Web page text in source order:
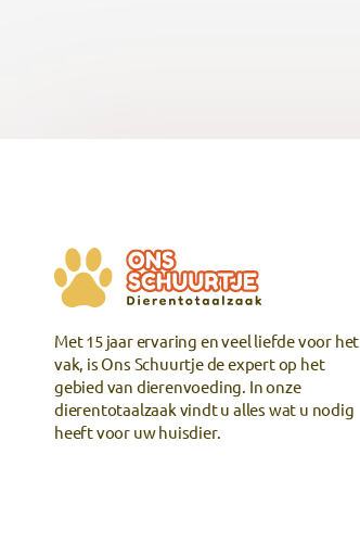
Met 15 jaar ervaring en veel liefde voor het
vak, is Ons Schuurtje de expert op het
gebied van dierenvoeding. In onze
dierentotaalzaak vindt u alles wat u nodig
heeft voor uw huisdier.